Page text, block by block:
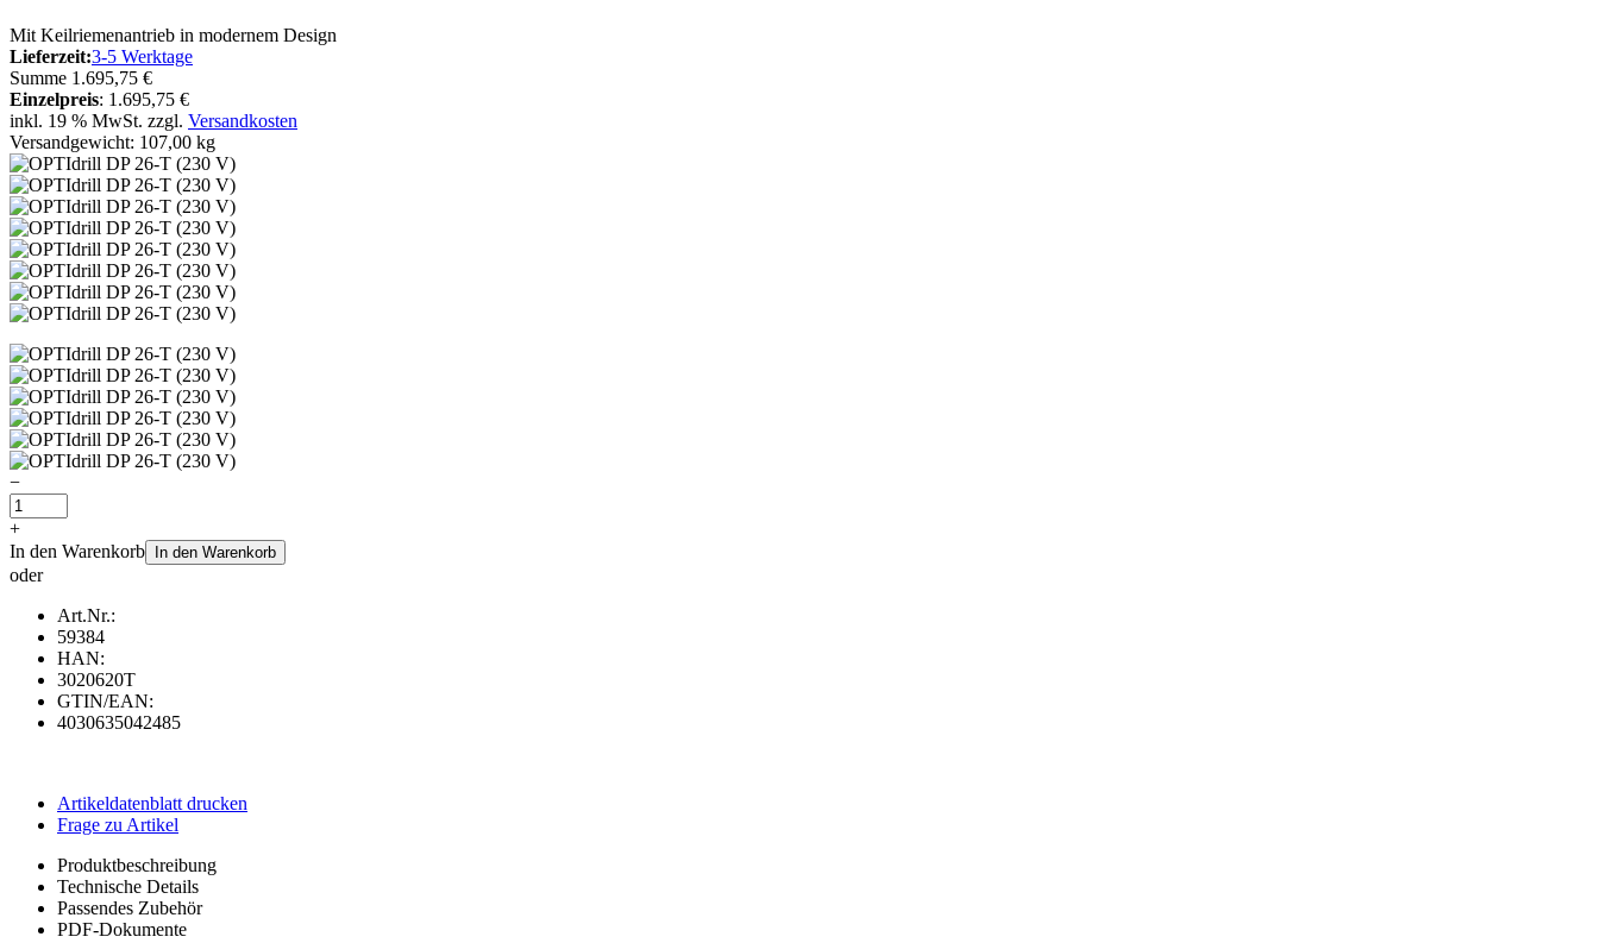
Mit Keilriemenantrieb in modernem Design
Lieferzeit:3-5 Werktage
Summe 1.695,75 €
Einzelpreis: 1.695,75 €
inkl. 19 % MwSt. zzgl. Versandkosten
Versandgewicht: 107,00 kg
−
+
In den Warenkorb
In den Warenkorb
oder
Art.Nr.:
59384
HAN:
3020620T
GTIN/EAN:
4030635042485
Artikeldatenblatt drucken
Frage zu Artikel
Produktbeschreibung
Technische Details
Passendes Zubehör
PDF-Dokumente